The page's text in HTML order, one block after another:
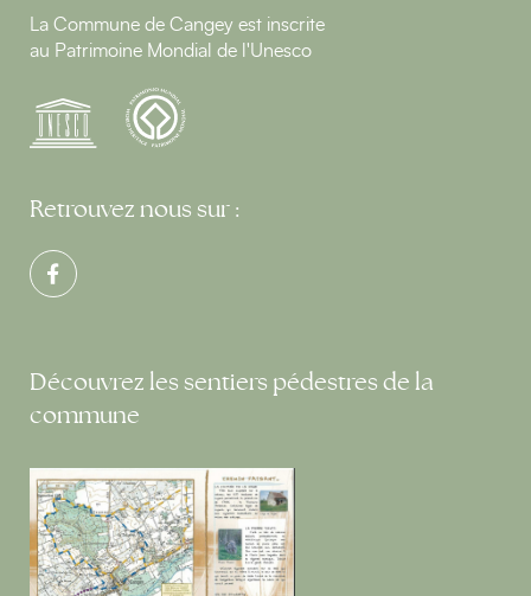
La Commune de Cangey est inscrite
au Patrimoine Mondial de l'Unesco
Retrouvez nous sur :
Découvrez les sentiers pédestres de la
commune